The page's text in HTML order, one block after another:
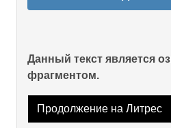
Данный текст является
фрагментом.
Продолжение на Литрес